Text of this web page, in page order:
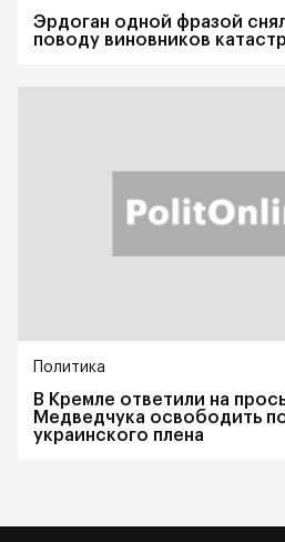
Эрдоган одной фразой
поводу виновников
Политика
В Кремле ответили на
Медведчука освободить
украинского плена